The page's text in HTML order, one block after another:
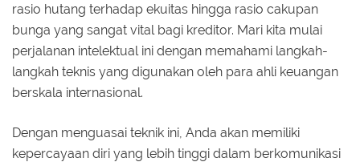
rasio hutang terhadap ekuitas hingga rasio cakupan
bunga yang sangat vital bagi kreditor. Mari kita mulai
perjalanan intelektual ini dengan memahami langkah-
langkah teknis yang digunakan oleh para ahli keuangan
berskala internasional.
Dengan menguasai teknik ini, Anda akan memiliki
kepercayaan diri yang lebih tinggi dalam berkomunikasi